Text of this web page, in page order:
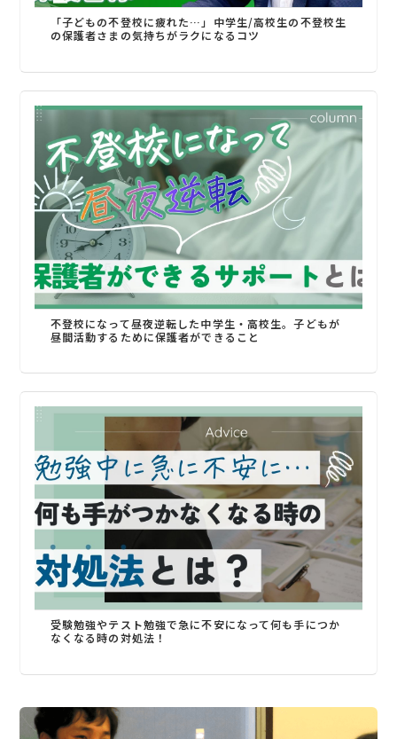
「子どもの不登校に疲れた…」中学生/高校生の不登校生
の保護者さまの気持ちがラクになるコツ
不登校になって昼夜逆転した中学生・高校生。子どもが
昼間活動するために保護者ができること
受験勉強やテスト勉強で急に不安になって何も手につか
なくなる時の対処法！